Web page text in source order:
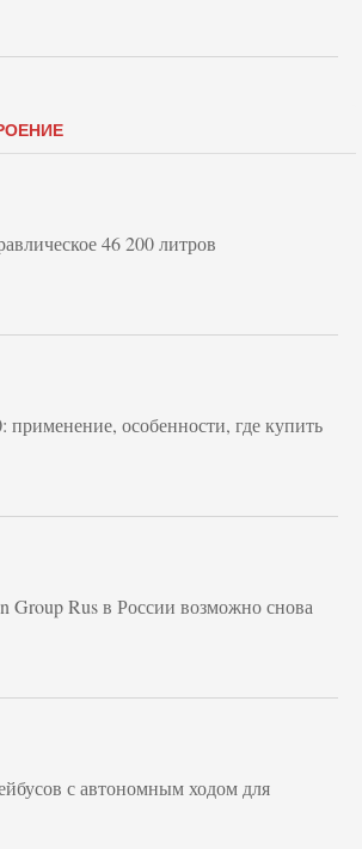
46 200 литров
особенности, где купить
Group Rus в России возможно снова
с автономным ходом для